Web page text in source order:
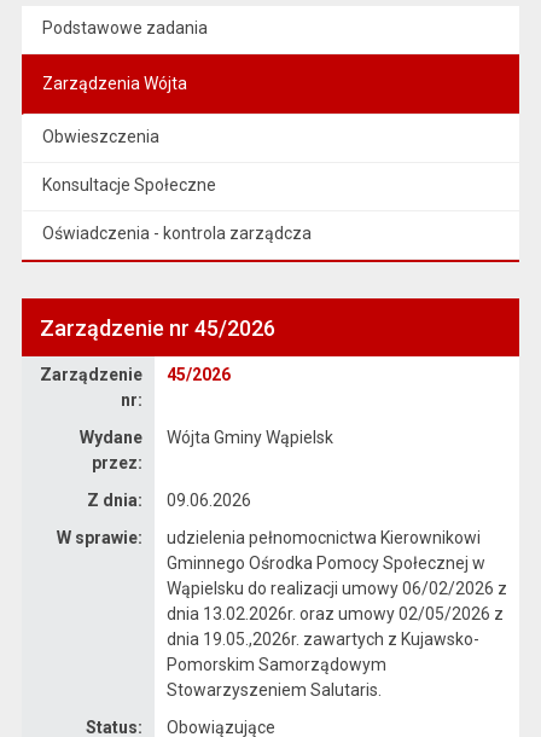
Podstawowe zadania
Zarządzenia Wójta
Obwieszczenia
Konsultacje Społeczne
Oświadczenia - kontrola zarządcza
Zarządzenie nr 45/2026
Zarządzenie
nr:
45/2026
Wydane
przez:
Wójta Gminy Wąpielsk
Z dnia:
09.06.2026
W sprawie:
udzielenia pełnomocnictwa Kierownikowi
Gminnego Ośrodka Pomocy Społecznej w
Wąpielsku do realizacji umowy 06/02/2026 z
dnia 13.02.2026r. oraz umowy 02/05/2026 z
dnia 19.05.,2026r. zawartych z Kujawsko-
Pomorskim Samorządowym
Stowarzyszeniem Salutaris.
Status:
Obowiązujące